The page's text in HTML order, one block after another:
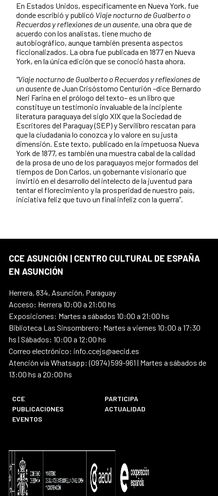
En Estados Unidos, específicamente en Nueva York, fue
donde escribió y publicó Viaje nocturno de Gualberto o
Recuerdos y reflexiones de un ausente, una obra que de
acuerdo con los analistas, tiene mucho de
autobiográfico, aunque también presenta aspectos
ficcionalizados. La obra fue publicada en 1877 en Nueva
York, en la única edición que se conoció hasta ahora.
“Viaje nocturno de Gualberto o Recuerdos y reflexiones de
un ausentede Juan Crisóstomo Centurión –dice Bernardo
Neri Farina en el prólogo del texto– es un libro que
constituye un testimonio invaluable de la incipiente
literatura paraguaya del siglo XIX que la Sociedad de
Escritores del Paraguay (SEP) y Servilibro rescatan para
que la ciudadanía lo conozca y lo valore en su justa
dimensión. Este texto, publicado en la impetuosa Nueva
York de 1877, es también una muestra cabal de la calidad
de la prosa de uno de los paraguayos mejor formados del
tiempos de Don Carlos, un gobernante visionario que
invirtió en el desarrollo del intelecto de la juventud para
tentar el florecimiento y la prosperidad de nuestro país,
iniciativa feliz que tuvo un final infeliz con la guerra”.
CCE ASUNCIÓN | CENTRO CULTURAL DE ESPAÑA
EN ASUNCIÓN
Herrera, 834, Asunción, Paraguay
Acceso: Herrera 10:00 a 21:00 hs
Exposiciones: Martes a sábados 10:00 a 21:00 hs
Biblioteca Las Sinsombrero: Martes a viernes 10:00 a 17:30
hs | Sábados: 10:00 a 12:00 hs
Correo electrónico: info.ccejs@aecid.es
Atención vía Whatsapp: (0974) 599-961 | Martes a sábados de
13:00 hs a 20:00 hs
CCE
PARTICIPA
PUBLICACIONES
ACTUALIDAD
EVENTOS